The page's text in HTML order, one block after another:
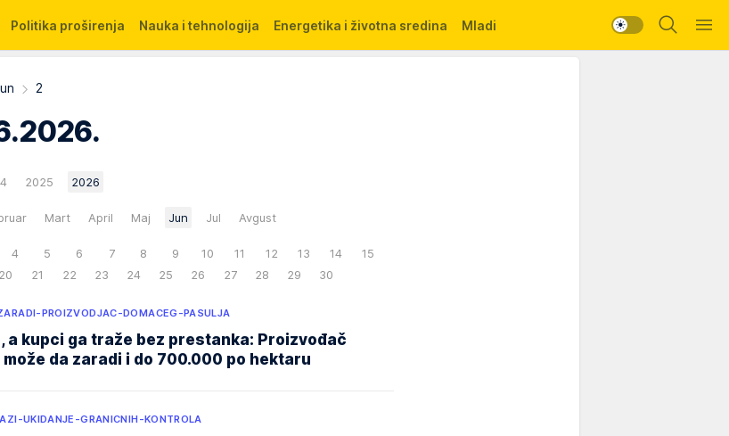
Politika proširenja Nauka i tehnologija Energetika i životna sredina Mladi
2
2025 2026
Mart April Maj Jun Jul Avgust
4 5 6 7 8 9 10 11 12 13 14
15
20 21 22 23 24 25 26 27 28 29 30
PROIZVODJAC-DOMACEG-PASULJA
a kupci ga traže bez prestanka: Proizvođač
da zaradi i do 700.000 po hektaru
UKIDANJE-GRANICNIH-KONTROLA